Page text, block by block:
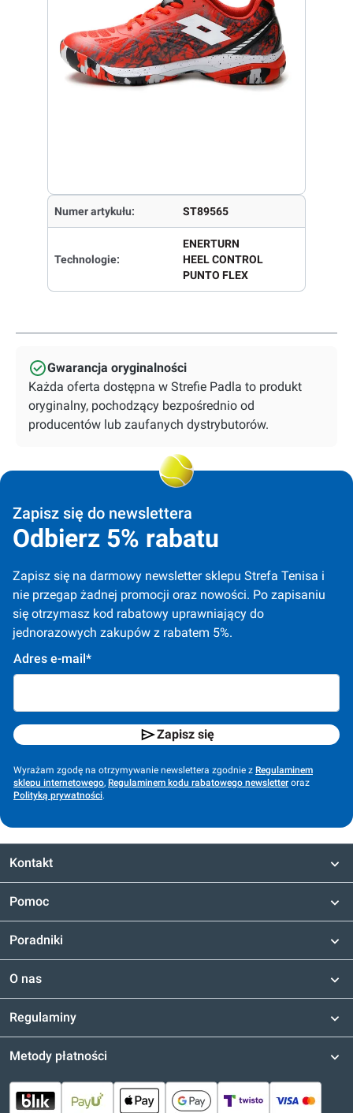
Numer artykułu: ST89565
Technologie:
ENERTURN
HEEL CONTROL
PUNTO FLEX
Gwarancja oryginalności
Każda oferta dostępna w Strefie Padla to produkt
oryginalny, pochodzący bezpośrednio od
producentów lub zaufanych dystrybutorów.
Zapisz się do newslettera
Odbierz 5% rabatu
Zapisz się na darmowy newsletter sklepu Strefa Tenisa i
nie przegap żadnej promocji oraz nowości. Po zapisaniu
się otrzymasz kod rabatowy uprawniający do
jednorazowych zakupów z rabatem 5%.
Adres e-mail*
Zapisz się
Wyrażam zgodę na otrzymywanie newslettera zgodnie z Regulaminem
sklepu internetowego, Regulaminem kodu rabatowego newsletter oraz
Polityką prywatności.
Kontakt
Pomoc
Poradniki
O nas
Regulaminy
Metody płatności